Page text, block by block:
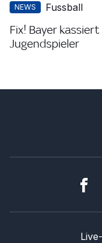
NEWS Fussball
Fix! Bayer
Jugendspieler